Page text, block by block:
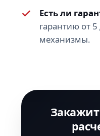
Есть ли
гарантию от
механизмы.